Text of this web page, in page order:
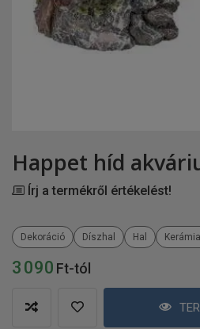
Happet híd
3 090 Ft-tól
Írj a termékről értékelést!
Dekoráció Díszhal Hal